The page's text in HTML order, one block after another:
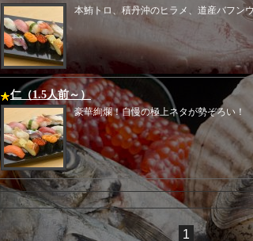
本鮪トロ、積丹沖のヒラメ、道産バフン
仁（1.5人前～）
豪華絢爛！自慢の極上ネタが勢ぞろい！
1